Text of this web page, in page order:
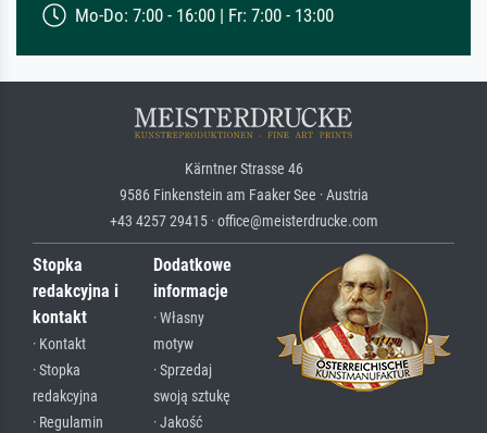
Mo-Do: 7:00 - 16:00 | Fr: 7:00 - 13:00
Kärntner Strasse 46
9586 Finkenstein am Faaker See · Austria
+43 4257 29415 · office@meisterdrucke.com
Stopka
redakcyjna i
kontakt
· Kontakt
· Stopka
redakcyjna
· Regulamin
Dodatkowe
informacje
· Własny
motyw
· Sprzedaj
swoją sztukę
· Jakość